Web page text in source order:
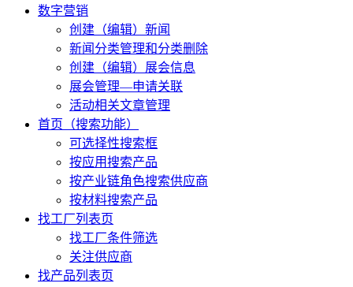
数字营销
创建（编辑）新闻
新闻分类管理和分类删除
创建（编辑）展会信息
展会管理—申请关联
活动相关文章管理
首页（搜索功能）
可选择性搜索框
按应用搜索产品
按产业链角色搜索供应商
按材料搜索产品
找工厂列表页
找工厂条件筛选
关注供应商
找产品列表页